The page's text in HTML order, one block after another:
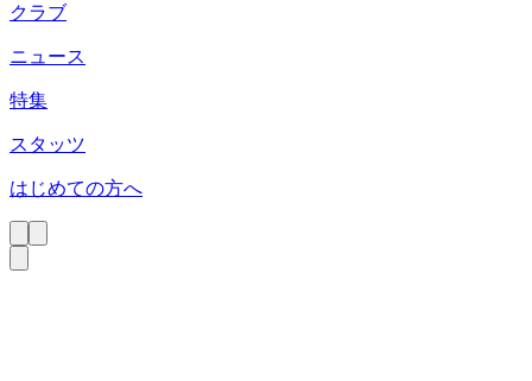
クラブ
ニュース
特集
スタッツ
はじめての方へ